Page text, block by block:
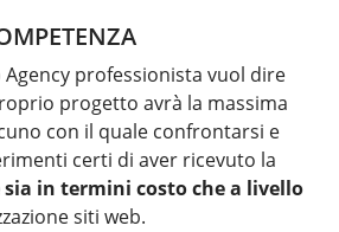
professionista vuol dire
progetto avrà la massima
con il quale confrontarsi e
certi di aver ricevuto la
in termini costo che a livello
siti web.